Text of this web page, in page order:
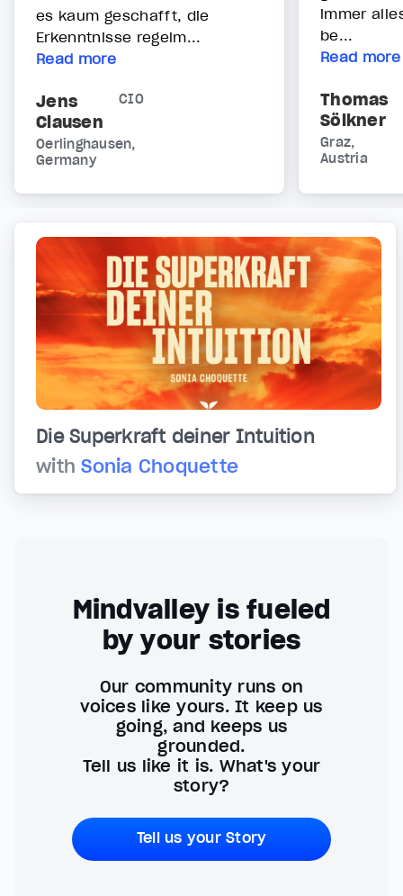
es kaum geschafft, die
Erkenntnisse regelm...
Read more
Jens
Clausen
CIO
Oerlinghausen,
Germany
immer
be...
Read more
Thomas
Sölkner
Graz,
Austria
Die Superkraft deiner Intuition
withSonia Choquette
Mindvalley is fueled
by your stories
Our community runs on
voices like yours. It keep us
going, and keeps us
grounded.
Tell us like it is. What's your
story?
Tell us your Story